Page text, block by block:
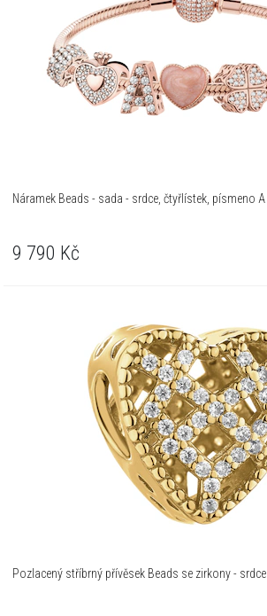
Náramek Beads - sada - srdce, čtyřlístek, písmeno A
9 790 Kč
Pozlacený stříbrný přívěsek Beads se zirkony - srdce